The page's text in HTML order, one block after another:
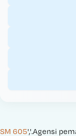
SM 605','.Agensi